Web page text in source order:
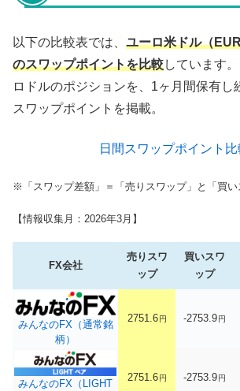
以下の比較表では、 ユーロ米ドル（
のスワップポイントを比較しています
ロドルのポジションを、1ヶ月間保有し
スワップポイントを掲載。
日間スワップポイント
※「スワップ差額」＝「売りスワップ」と「買
【情報収集月：2026年3月】
FX会社
売りスワ
ップ
買いスワ
ップ
みんなのFX（通常銘
柄）
2751.6 円 -2753.9 円
みんなのFX（LIGHT
2751.6 円 -2753.9 円